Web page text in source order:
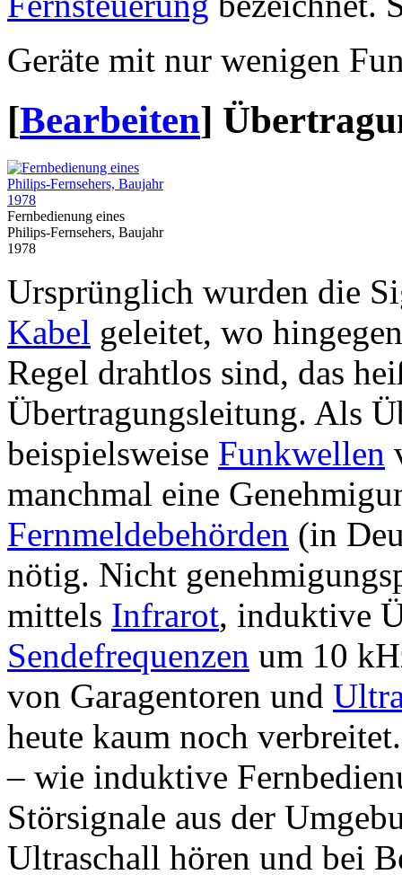
Geräte mit nur wenigen
[Bearbeiten]
Fernbedienung eines
Philips-Fernsehers, Baujahr
1978
Ursprünglich wurden die
Kabel geleitet, wo
Regel drahtlos sind, das
Übertragungsleitung. Als
beispielsweise Funkwellen
manchmal eine
Fernmeldebehörden (in
nötig. Nicht
mittels Infrarot, induktive
Sendefrequenzen um 10
von Garagentoren und
heute kaum noch
– wie induktive
Störsignale aus der
Ultraschall hören und bei